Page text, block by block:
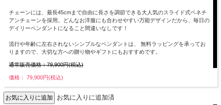
チェーンには、最長45cmまで自由に長さを調節できる大人気のスライド式ベネチ
アンチェーンを採用。どんなお洋服にも合わせやすい万能デザインだから、毎日の
デイリーペンダントになること間違いなしです！
流行や年齢に左右されないシンプルなペンダントは、 無料ラッピングを承ってお
りますので、大切な方への贈り物やギフトにもおすすめです。
通常販売価格：79,900円(税込)
価格： 79,900円(税込)
お気に入りに追加済